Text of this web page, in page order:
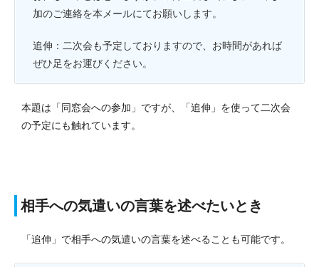
加のご連絡を本メールにてお願いします。
追伸：二次会も予定しておりますので、お時間があれば
ぜひ足をお運びください。
本題は「同窓会への参加」ですが、「追伸」を使って二次会
の予定にも触れています。
相手への気遣いの言葉を述べたいとき
「追伸」で相手への気遣いの言葉を述べることも可能です。